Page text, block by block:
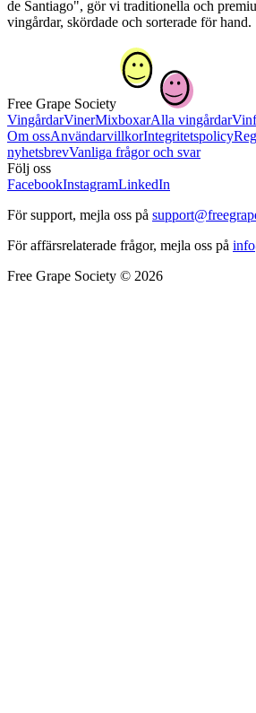
de Santiago", gör vi traditionella och
vingårdar, skördade och sorterade för hand.
Free Grape Society
VingårdarVinerMixboxarAlla vingårdar
Om ossAnvändarvillkorIntegritetspolicy
nyhetsbrevVanliga frågor och svar
Följ oss
FacebookInstagramLinkedIn
För support, mejla oss på
För affärsrelaterade frågor, mejla oss på
Free Grape Society © 2026